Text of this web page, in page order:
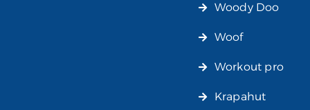
Woody Doo
Woof
Workout pro
Krapahut